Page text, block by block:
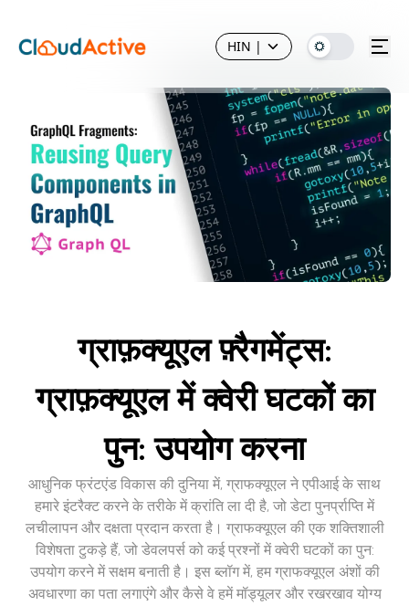
HIN |
ग्राफ़क्यूएल फ़्रैगमेंट्स:
ग्राफ़क्यूएल में क्वेरी घटकों का
पुन: उपयोग करना
आधुनिक फ्रंटएंड विकास की दुनिया में, ग्राफक्यूएल ने एपीआई के साथ
हमारे इंटरैक्ट करने के तरीके में क्रांति ला दी है, जो डेटा पुनर्प्राप्ति में
लचीलापन और दक्षता प्रदान करता है। ग्राफक्यूएल की एक शक्तिशाली
विशेषता टुकड़े हैं, जो डेवलपर्स को कई प्रश्नों में क्वेरी घटकों का पुन:
उपयोग करने में सक्षम बनाती है। इस ब्लॉग में, हम ग्राफक्यूएल अंशों की
अवधारणा का पता लगाएंगे और कैसे वे हमें मॉड्यूलर और रखरखाव योग्य